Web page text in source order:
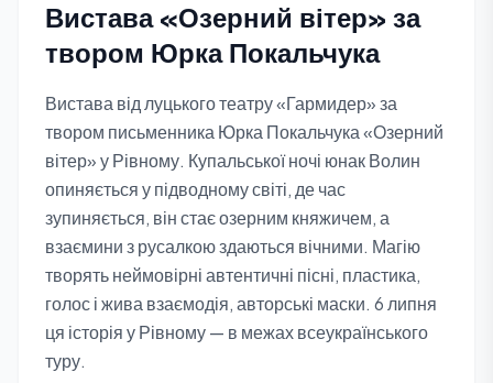
Вистава «Озерний вітер» за
твором Юрка Покальчука
Вистава від луцького театру «Гармидер» за
твором письменника Юрка Покальчука «Озерний
вітер» у Рівному. Купальської ночі юнак Волин
опиняється у підводному світі, де час
зупиняється, він стає озерним княжичем, а
взаємини з русалкою здаються вічними. Магію
творять неймовірні автентичні пісні, пластика,
голос і жива взаємодія, авторські маски. 6 липня
ця історія у Рівному — в межах всеукраїнського
туру.